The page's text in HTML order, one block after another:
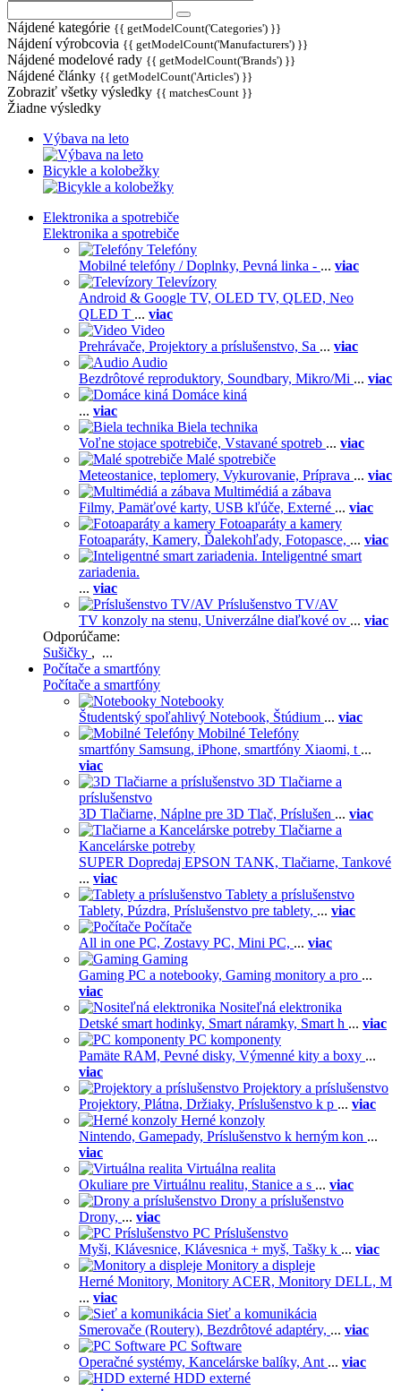
Nájdené kategórie {{ getModelCount('Categories') }}
Nájdení výrobcovia {{ getModelCount('Manufacturers') }}
Nájdené modelové rady {{ getModelCount('Brands') }}
Nájdené články {{ getModelCount('Articles') }}
Zobraziť všetky výsledky {{ matchesCount }}
Žiadne výsledky
Výbava na leto
Bicykle a kolobežky
Elektronika a spotrebiče
Elektronika a spotrebiče
Telefóny
Mobilné telefóny / Doplnky, Pevná linka - ... viac
Televízory
Android & Google TV, OLED TV, QLED, Neo
QLED T ... viac
Video
Prehrávače, Projektory a príslušenstvo, Sa ... viac
Audio
Bezdrôtové reproduktory, Soundbary, Mikro/Mi ... viac
Domáce kiná
... viac
Biela technika
Voľne stojace spotrebiče, Vstavané spotreb ... viac
Malé spotrebiče
Meteostanice, teplomery, Vykurovanie, Príprava ... viac
Multimédiá a zábava
Filmy, Pamäťové karty, USB kľúče, Externé ... viac
Fotoaparáty a kamery
Fotoaparáty, Kamery, Ďalekohľady, Fotopasce, ... viac
Inteligentné smart
zariadenia.
... viac
Príslušenstvo TV/AV
TV konzoly na stenu, Univerzálne diaľkové ov ... viac
Odporúčame:
Sušičky , ...
Počítače a smartfóny
Počítače a smartfóny
Notebooky
Študentský spoľahlivý Notebook, Štúdium ... viac
Mobilné Telefóny
smartfóny Samsung, iPhone, smartfóny Xiaomi, t ...
viac
3D Tlačiarne a
príslušenstvo
3D Tlačiarne, Náplne pre 3D Tlač, Príslušen ... viac
Tlačiarne a
Kancelárske potreby
SUPER Dopredaj EPSON TANK, Tlačiarne, Tankové
... viac
Tablety a príslušenstvo
Tablety, Púzdra, Príslušenstvo pre tablety, ... viac
Počítače
All in one PC, Zostavy PC, Mini PC, ... viac
Gaming
Gaming PC a notebooky, Gaming monitory a pro ...
viac
Nositeľná elektronika
Detské smart hodinky, Smart náramky, Smart h ... viac
PC komponenty
Pamäte RAM, Pevné disky, Výmenné kity a boxy ...
viac
Projektory a príslušenstvo
Projektory, Plátna, Držiaky, Príslušenstvo k p ... viac
Herné konzoly
Nintendo, Gamepady, Príslušenstvo k herným kon ...
viac
Virtuálna realita
Okuliare pre Virtuálnu realitu, Stanice a s ... viac
Drony a príslušenstvo
Drony, ... viac
PC Príslušenstvo
Myši, Klávesnice, Klávesnica + myš, Tašky k ... viac
Monitory a displeje
Herné Monitory, Monitory ACER, Monitory DELL, M
... viac
Sieť a komunikácia
Smerovače (Routery), Bezdrôtové adaptéry, ... viac
PC Software
Operačné systémy, Kancelárske balíky, Ant ... viac
HDD externé